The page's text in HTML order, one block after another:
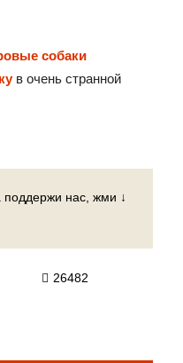
собаки
в очень странной
поддержи нас, жми ↓
26482